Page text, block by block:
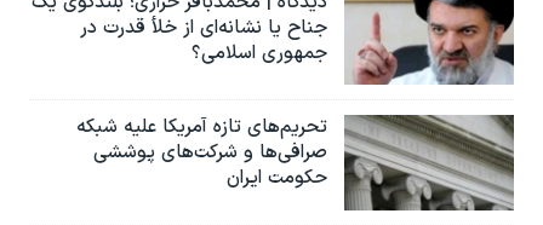
جناح یا نشانه‌ای از خلأ قدرت در
جمهوری اسلامی؟
تحریم‌های تازه آمریکا علیه شبکه
صرافی‌ها و شرکت‌های پوششی
حکومت ایران